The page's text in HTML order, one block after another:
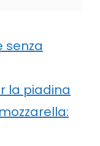
senza
la piadina